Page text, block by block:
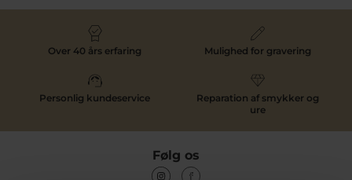
Over 40 års erfaring Mulighed for gravering
Personlig kundeservice
Reparation af smykker og
ure
Følg os